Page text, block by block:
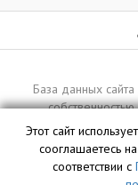
База данных
Этот сайт
сооглашаетесь
соответствии с